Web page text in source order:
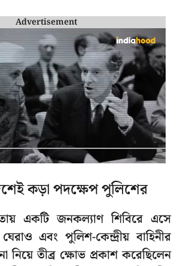
Advertisement
কড়া পদক্ষেপ পুলিশের
একটি জনকল্যাণ শিবিরে এসে
এবং পুলিশ-কেন্দ্রীয় বাহিনীর
নিয়ে তীব্র ক্ষোভ প্রকাশ করেছিলেন